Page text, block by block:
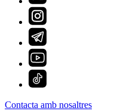
Contacta amb nosaltres